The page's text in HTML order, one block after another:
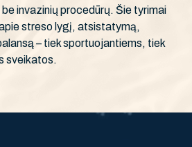
invazinių procedūrų. Šie tyrimai
streso lygį, atsistatymą,
– tiek sportuojantiems, tiek
sveikatos.